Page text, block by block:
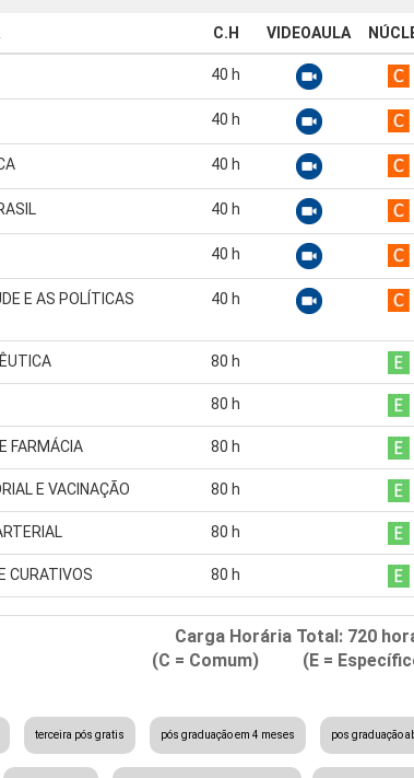
C.H VIDEOAULA
40 h
40 h
40 h
40 h
40 h
E AS POLÍTICAS
40 h
80 h
80 h
FARMÁCIA 80 h
E VACINAÇÃO 80 h
80 h
CURATIVOS 80 h
Carga Horária Total: 720
(C = Comum) (E =
terceira pós gratis pós graduação em 4 meses pos graduação